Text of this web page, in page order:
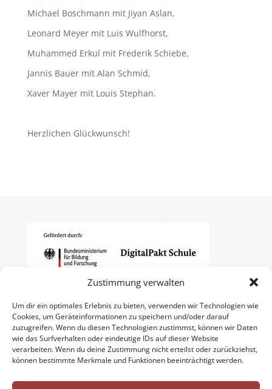
Zustimmung verwalten
Um dir ein optimales Erlebnis zu bieten, verwenden wir Technologien wie
Cookies, um Geräteinformationen zu speichern und/oder darauf
zuzugreifen. Wenn du diesen Technologien zustimmst, können wir Daten
wie das Surfverhalten oder eindeutige IDs auf dieser Website
verarbeiten. Wenn du deine Zustimmung nicht erteilst oder zurückziehst,
können bestimmte Merkmale und Funktionen beeinträchtigt werden.
Michael Boschmann mit Jiyan Aslan,
Leonard Meyer mit Luis Wulfhorst,
Muhammed Erkul mit Frederik Schiebe,
Jannis Bauer mit Alan Schmid,
Xaver Mayer mit Louis Stephan.
Herzlichen Glückwunsch!